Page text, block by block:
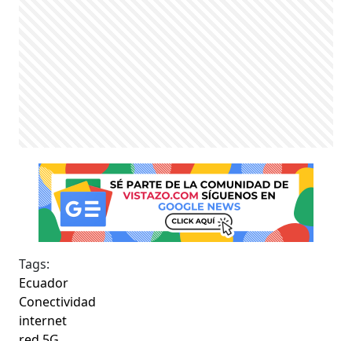
Tags:
Ecuador
Conectividad
internet